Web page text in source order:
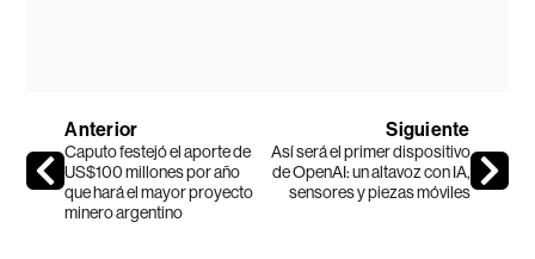
Anterior
Caputo festejó el aporte de
US$100 millones por año
que hará el mayor proyecto
minero argentino
Siguiente
Así será el primer dispositivo
de OpenAI: un altavoz con IA,
sensores y piezas móviles